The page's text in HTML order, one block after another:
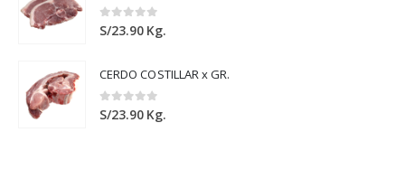
0out of 5
S/23.90 Kg.
CERDO COSTILLAR x GR.
0out of 5
S/23.90 Kg.